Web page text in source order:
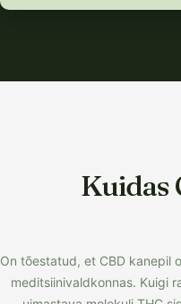
Kuidas
On tõestatud, et CBD kanepil
meditsiinivaldkonnas. Kuigi